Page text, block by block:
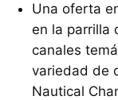
Una oferta
en la parrilla
canales
variedad de
Nautical